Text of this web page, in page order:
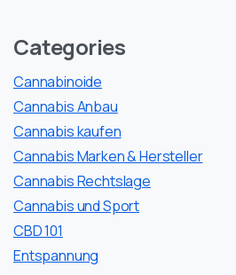
Categories
Cannabinoide
Cannabis Anbau
Cannabis kaufen
Cannabis Marken & Hersteller
Cannabis Rechtslage
Cannabis und Sport
CBD 101
Entspannung